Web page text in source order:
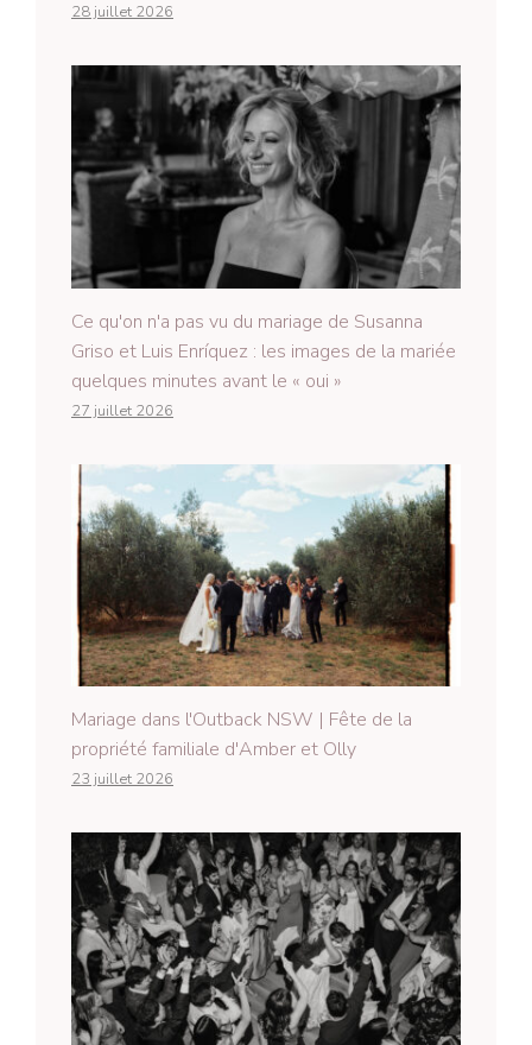
28 juillet 2026
Ce qu'on n'a pas vu du mariage de Susanna
Griso et Luis Enríquez : les images de la mariée
quelques minutes avant le « oui »
27 juillet 2026
Mariage dans l'Outback NSW | Fête de la
propriété familiale d'Amber et Olly
23 juillet 2026